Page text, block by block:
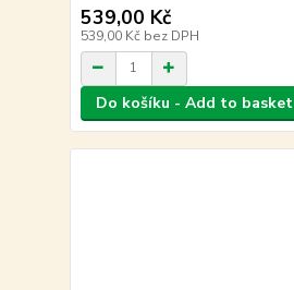
539,00 Kč
539,00 Kč bez DPH
Do košíku - Add to basket